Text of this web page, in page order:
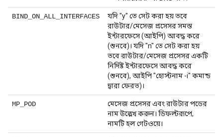
BIND_ON_ALL_INTERFACES
যদি "y" তে সেট করা হয় তবে
রাউটার/মেসেজ প্রসেসর সমস্ত
ইন্টারফেসে (আইপি) আবদ্ধ করে
(শুনবে)। যদি "n" তে সেট করা হয়
তবে রাউটার/মেসেজ প্রসেসর একটি
নির্দিষ্ট ইন্টারফেসে আবদ্ধ করে
(শুনবে), আইপি "হোস্টনাম -i" কমান্ড
দ্বারা ফেরত)।
MP_POD
মেসেজ প্রসেসর এবং রাউটার পডের
নাম উল্লেখ করুন। ডিফল্টরূপে,
নামটি হল গেটওয়ে।